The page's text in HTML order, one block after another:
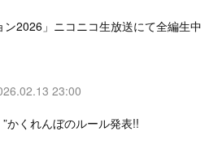
ン2026」ニコニコ生放送にて全編生中
23:00
かくれんぼのルール発表!!